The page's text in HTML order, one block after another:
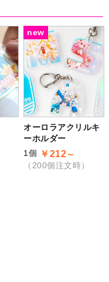
new
オーロラアクリルキ
ーホルダー
1個 ￥212～
（200個注文時）